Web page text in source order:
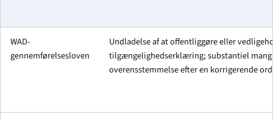
WAD-
gennemførel­sesloven
Undladelse af at offentliggøre eller
tilgængeligheds­erklæring; substantiel
overensstemmelse efter en korrigerende